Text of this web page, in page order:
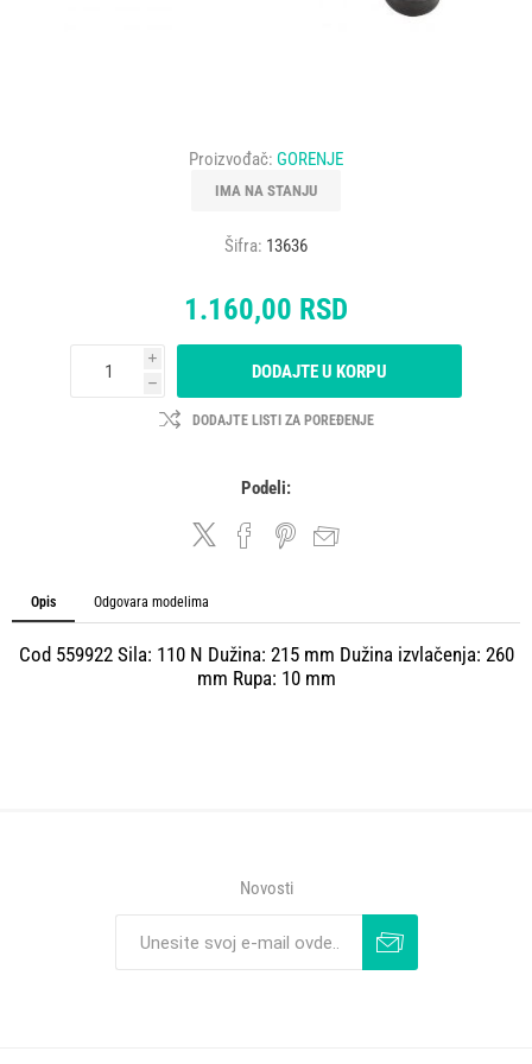
Proizvođač: GORENJE
IMA NA STANJU
Šifra: 13636
1.160,00 RSD
i
h
DODAJTE U KORPU
DODAJTE LISTI ZA POREĐENJE
Podeli:
Opis Odgovara modelima
Cod 559922 Sila: 110 N Dužina: 215 mm Dužina izvlačenja: 260
mm Rupa: 10 mm
Novosti